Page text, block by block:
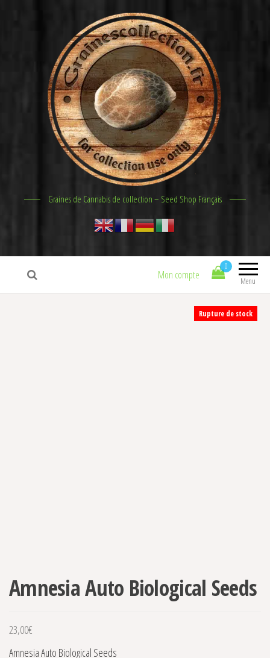
Graines de Cannabis de collection – Seed Shop Français
Menu
0
Mon compte
Amnesia Auto Biological Seeds
23,00€
Rupture de stock
Amnesia Auto Biological Seeds